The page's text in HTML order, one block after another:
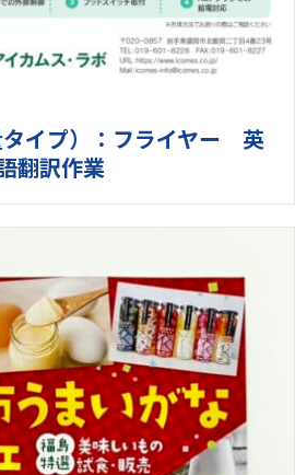
イプ）：フライヤー 英
翻訳作業